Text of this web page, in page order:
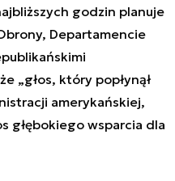
godzin planuje
Departamencie
„głos, który popłynął
amerykańskiej,
głębokiego wsparcia dla